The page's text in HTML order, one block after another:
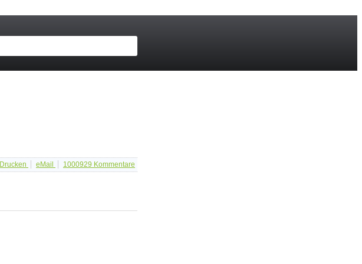
Drucken eMail 1000929 Kommentare